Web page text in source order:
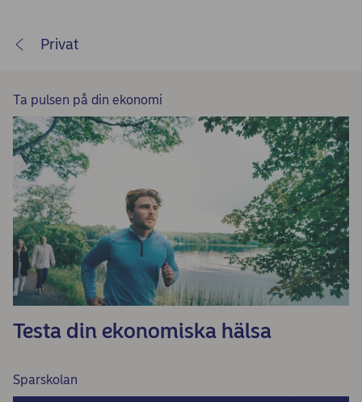
Privat
Ta pulsen på din ekonomi
Testa din ekonomiska hälsa
Sparskolan